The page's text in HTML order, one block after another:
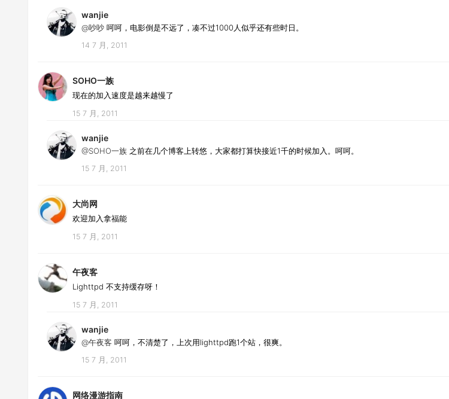
wanjie
@吵吵 呵呵，电影倒是不远了，凑不过1000人似乎还有些时日。
14 7 月, 2011
SOHO一族
现在的加入速度是越来越慢了
15 7 月, 2011
wanjie
@SOHO一族 之前在几个博客上转悠，大家都打算快接近1千的时候加入。呵呵。
15 7 月, 2011
大尚网
欢迎加入拿福能
15 7 月, 2011
午夜客
Lighttpd 不支持缓存呀！
15 7 月, 2011
wanjie
@午夜客 呵呵，不清楚了，上次用lighttpd跑1个站，很爽。
15 7 月, 2011
网络漫游指南